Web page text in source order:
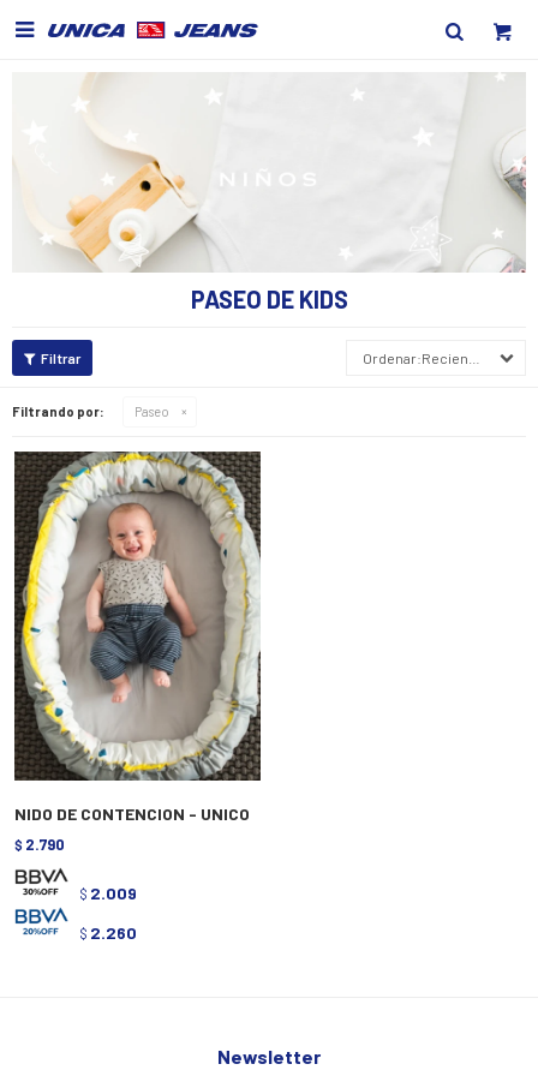

PASEO DE KIDS
Recientes
Filtrando por: Paseo
NIDO DE CONTENCION - UNICO
$ 2.790
$ 2.009
$ 2.260
Newsletter